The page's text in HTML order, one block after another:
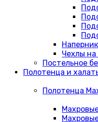
Чехлы
Постельное
Полотенца и
Полотенца